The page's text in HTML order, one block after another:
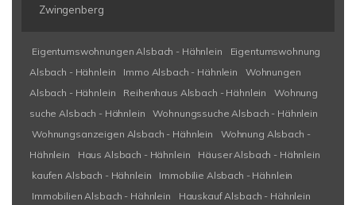
Zwingenberg
Eigentumswohnungen Alsbach - Hähnlein
Eigentumswohnung
Alsbach - Hähnlein
Immo Alsbach - Hähnlein
Wohnungen
Alsbach - Hähnlein
Reihenhaus Alsbach - Hähnlein
Wohnung
suche Alsbach - Hähnlein
Wohnungssuche Alsbach - Hähnlein
Wohnungsanzeigen Alsbach - Hähnlein
Wohnung Alsbach -
Hähnlein
Haus Alsbach - Hähnlein
Häuser Alsbach - Hähnlein
kaufen Alsbach - Hähnlein
Immobilie Alsbach - Hähnlein
Immobilien Alsbach - Hähnlein
Hauskauf Alsbach - Hähnlein